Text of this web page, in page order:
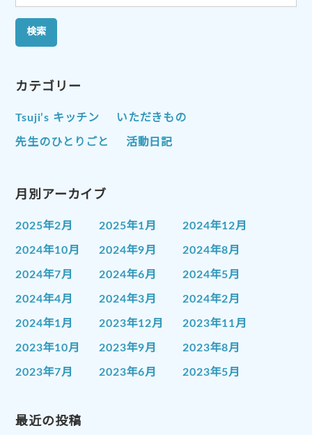
索:
カテゴリー
Tsuji’s キッチン いただきもの
先生のひとりごと 活動日記
月別アーカイブ
2025年2月 2025年1月 2024年12月
2024年10月 2024年9月 2024年8月
2024年7月 2024年6月 2024年5月
2024年4月 2024年3月 2024年2月
2024年1月 2023年12月 2023年11月
2023年10月 2023年9月 2023年8月
2023年7月 2023年6月 2023年5月
2023年1月
最近の投稿